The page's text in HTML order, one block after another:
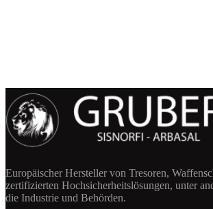
Europäischer Hersteller von Tresoren,
zertifizierten Hochsicherheitslösungen, unter
die Industrie und Behörden.